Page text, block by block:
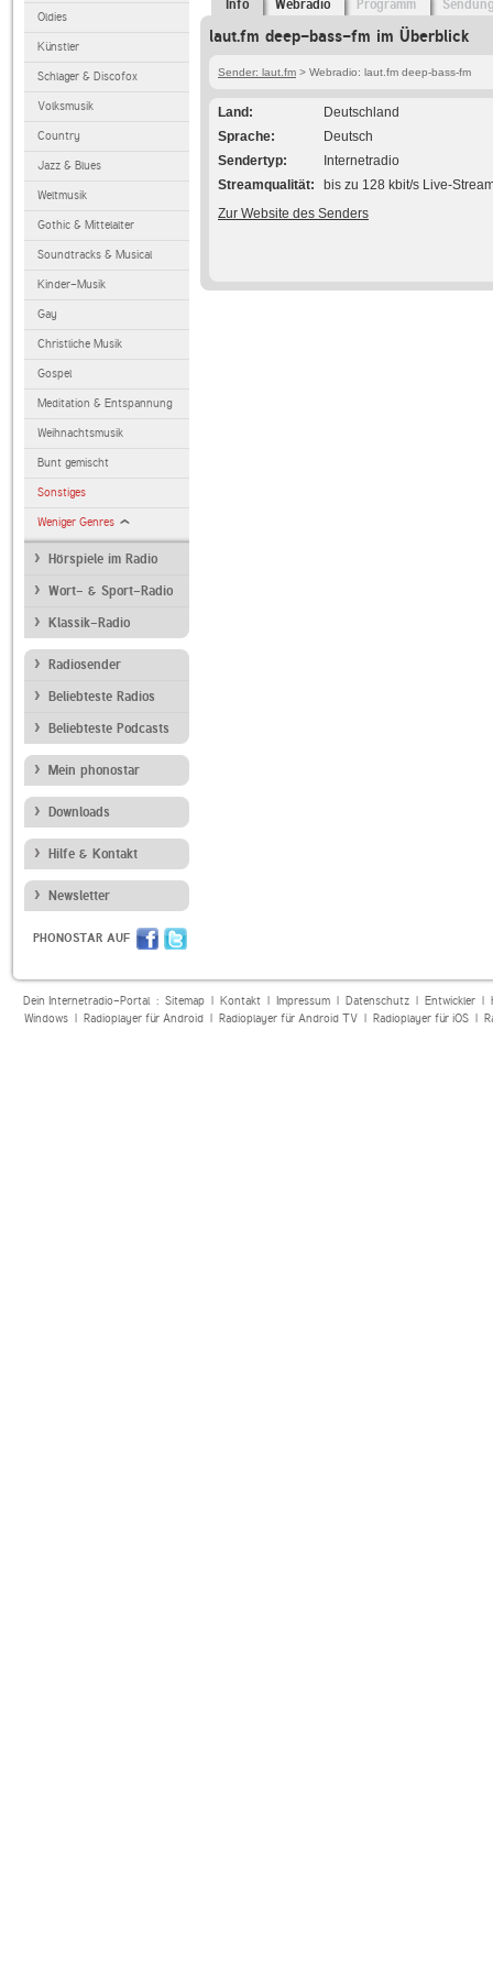
Oldies
Künstler
Schlager & Discofox
Volksmusik
Country
Jazz & Blues
Weltmusik
Gothic & Mittelalter
Soundtracks & Musical
Kinder-Musik
Gay
Christliche Musik
Gospel
Meditation & Entspannung
Weihnachtsmusik
Bunt gemischt
Sonstiges
Weniger Genres
Hörspiele im Radio
Wort- & Sport-Radio
Klassik-Radio
Radiosender
Beliebteste Radios
Beliebteste Podcasts
Mein phonostar
Downloads
Hilfe & Kontakt
Newsletter
PHONOSTAR AUF
Info Webradio Programm
laut.fm deep-bass-fm im Überblick
Sender: laut.fm > Webradio: laut.fm deep-bass-fm
Land
Deutschland
Sprache
Deutsch
Sendertyp
Internetradio
Streamqualität
bis zu 128 kbit/s Live-
Zur Website des Senders
Dein Internetradio-Portal : Sitemap| Kontakt| Impressum| Datenschutz| Entwickler|
Windows| Radioplayer für Android| Radioplayer für Android TV| Radioplayer für iOS|